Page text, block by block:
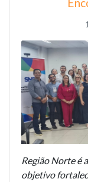
Região Norte é
objetivo